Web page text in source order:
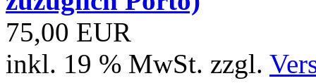
75,00 EUR
inkl. 19 % MwSt. zzgl.